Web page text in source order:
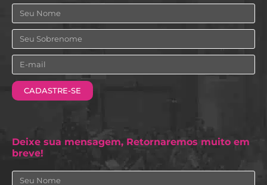
Nome
Sobrenome
Email
CADASTRE-SE
Deixe sua mensagem, Retornaremos muito em
breve!
Nome